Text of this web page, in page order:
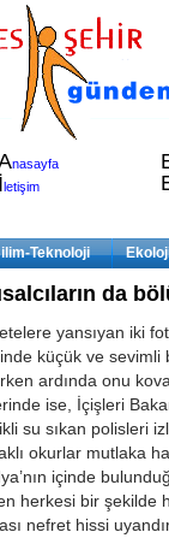
nasayfa
İletişim
Teknoloji
da
yansıyan iki
küçük ve sevimli
ardında onu
ise, İçişleri
su sıkan polisleri
okurlar mutlaka
içinde
herkesi bir şekilde
nefret hissi